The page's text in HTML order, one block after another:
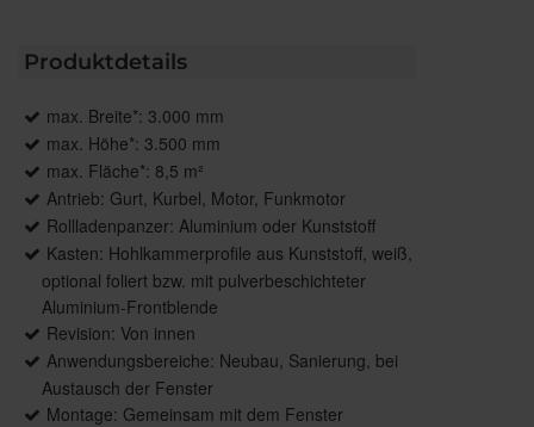
Produktdetails
max. Breite*: 3.000 mm
max. Höhe*: 3.500 mm
max. Fläche*: 8,5 m²
Antrieb: Gurt, Kurbel, Motor, Funkmotor
Rollladenpanzer: Aluminium oder Kunststoff
Kasten: Hohlkammerprofile aus Kunststoff, weiß,
optional foliert bzw. mit pulverbeschichteter
Aluminium-Frontblende
Revision: Von innen
Anwendungsbereiche: Neubau, Sanierung, bei
Austausch der Fenster
Montage: Gemeinsam mit dem Fenster